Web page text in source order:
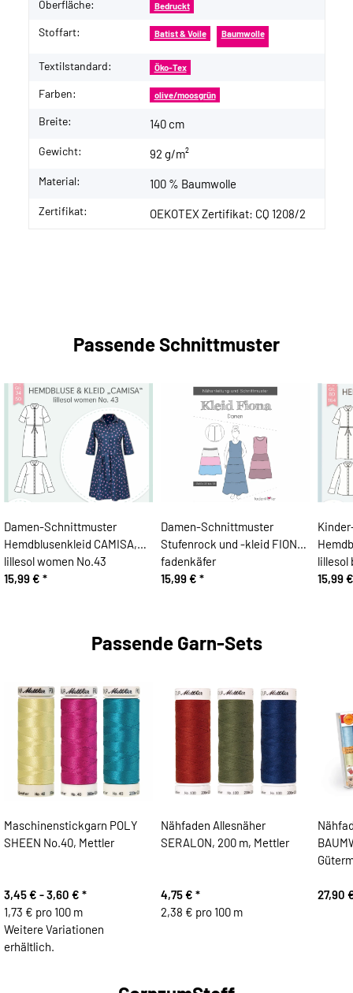
Oberfläche: Bedruckt
Stoffart: Batist & Voile Baumwolle
Textilstandard: Öko-Tex
Farben: olive/moosgrün
Breite: 140 cm
Gewicht: 92 g/m²
Material: 100 % Baumwolle
Zertifikat: OEKOTEX Zertifikat: CQ 1208/2
Passende Schnittmuster
Damen-Schnittmuster
Hemdblusenkleid CAMISA,
lillesol women No.43
15,99 € *
Damen-Schnittmuster
Stufenrock und -kleid FIONA,
fadenkäfer
15,99 € *
lillesol
15,99
Passende Garn-Sets
Maschinenstickgarn POLY
SHEEN No.40, Mettler
3,45 € -3,60 € *
1,73 € pro 100 m
Weitere Variationen
erhältlich.
Nähfaden Allesnäher
SERALON, 200 m, Mettler
4,75 € *
2,38 € pro 100 m
27,90